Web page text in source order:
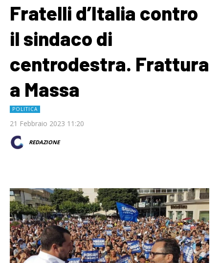
Fratelli d’Italia contro
il sindaco di
centrodestra. Frattura
a Massa
POLITICA
21 Febbraio 2023 11:20
REDAZIONE